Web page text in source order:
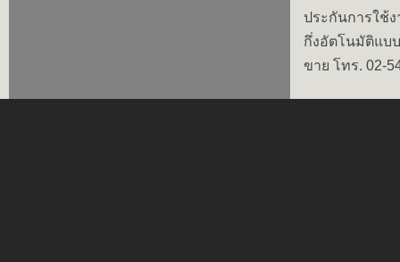
ประกันการใช้
กึ่งอัตโนมัติแบ
ขาย โทร. 02-